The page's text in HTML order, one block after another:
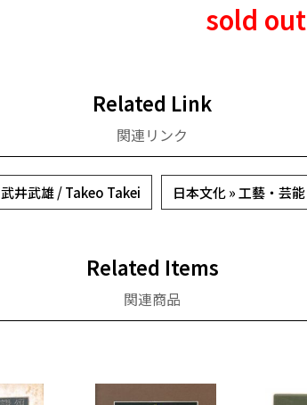
sold out
Related Link
関連リンク
武井武雄 / Takeo Takei 日本文化 » 工藝・芸能
Related Items
関連商品